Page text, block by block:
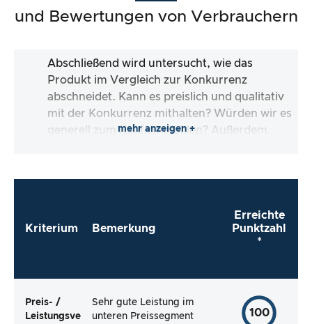
und Bewertungen von Verbrauchern
Abschließend wird untersucht, wie das
Produkt im Vergleich zur Konkurrenz
abschneidet. Kann es preislich und qualitativ
mit der Konkurrenz mithalten? Würden wir es
generell zum Kauf empfehlen? Außerdem
Bewertungen tatsächlich gerechtfertigt sind.
mehr anzeigen +
Kriterium Bemerkung
Erreichte
Punktzahl
*
Preis- /
Leistungsve
Sehr gute Leistung im
unteren Preissegment
100